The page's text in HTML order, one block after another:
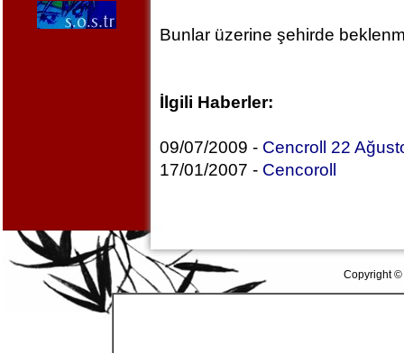
Bunlar üzerine şehirde
İlgili Haberler:
09/07/2009 - Cencroll 22
17/01/2007 - Cencoroll
Copyright ©